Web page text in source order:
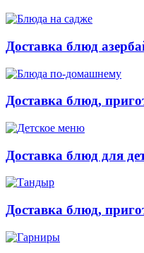
Доставка блюд
Доставка блюд,
Доставка блюд для
Доставка блюд,